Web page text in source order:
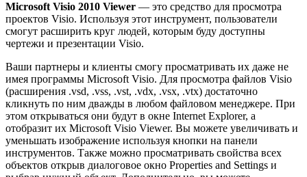
Microsoft Visio 2010 Viewer — это средство для просмотра
проектов Visio. Используя этот инструмент, пользователи
смогут расширить круг людей, которым буду доступны
чертежи и презентации Visio.
Ваши партнеры и клиенты смогу просматривать их даже не
имея программы Microsoft Visio. Для просмотра файлов Visio
(расширения .vsd, .vss, .vst, .vdx, .vsx, .vtx) достаточно
кликнуть по ним дважды в любом файловом менеджере. При
этом открываться они будут в окне Internet Explorer, а
отобразит их Microsoft Visio Viewer. Вы можете увеличивать и
уменьшать изображение используя кнопки на панели
инструментов. Также можно просматривать свойства всех
объектов открыв диалоговое окно Properties and Settings и